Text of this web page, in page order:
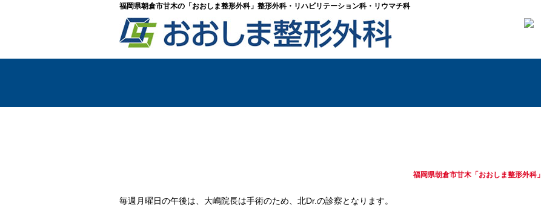
福岡県朝倉市甘木の「おおしま整形外科」整形外科・リハビリテーション科・リウマチ科
福岡県朝倉市甘木「おおしま整形外科」
毎週月曜日の午後は、大嶋院長は手術のため、北Dr.の診察となります。